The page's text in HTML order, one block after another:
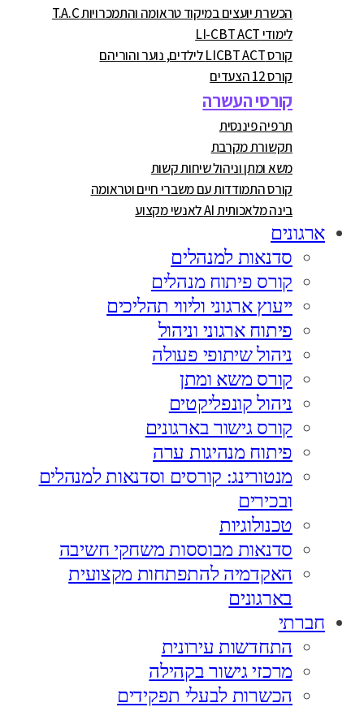
הכשרת יועצים במיקוד טראומה והתמכרויות T.A.C
לימודי LI-CBT ACT
קורס LICBT ACT לילדים, נוער והוריהם
קורס 12 הצעדים
קורסי העשרה
תרפיה פיננסית
תקשורת מקרבת
משא ומתן וניהול שיחות קשות
קורס התמודדות עם משברי חיים וטראומה
בינה מלאכותית AI לאנשי מקצוע
ארגונים
סדנאות למנהלים
קורס פיתוח מנהלים
ייעוץ ארגוני וליווי תהליכים
פיתוח ארגוני וניהול
ניהול שיתופי פעולה
קורס משא ומתן
ניהול קונפליקטים
קורס גישור בארגונים
פיתוח מנהיגות ערה
מנטורינג: קורסים וסדנאות למנהלים
ובכירים
טכנולוגיות
סדנאות מבוססות משחקי חשיבה
האקדמיה להתפתחות מקצועית
בארגונים
חברתי
התחדשות עירונית
מרכזי גישור בקהילה
הכשרות לבעלי תפקידים